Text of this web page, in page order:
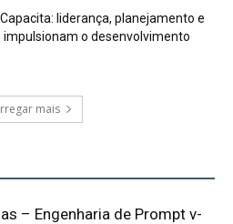
liderança, planejamento e
impulsionam o desenvolvimento
mais
– Engenharia de Prompt v-